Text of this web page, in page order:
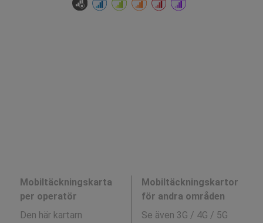
Mobiltäckningskarta
per operatör
Den här kartarn
Mobiltäckningskartor
för andra områden
Se även 3G / 4G / 5G